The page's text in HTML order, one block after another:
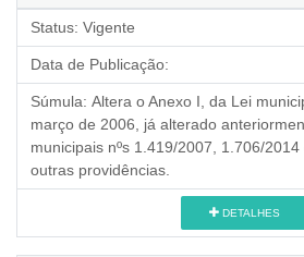
Status: Vigente
Data de Publicação:
Súmula: Altera o Anexo I, da Lei
março de 2006, já alterado
municipais nºs 1.419/2007, 1.706/
outras providências.
DETALHES